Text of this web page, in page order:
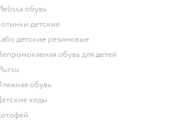
Melissa обувь
Ботинки детские
Сабо детские резиновые
Непромокаемая обувь для детей
Mursu
Пляжная обувь
Детские кеды
Котофей